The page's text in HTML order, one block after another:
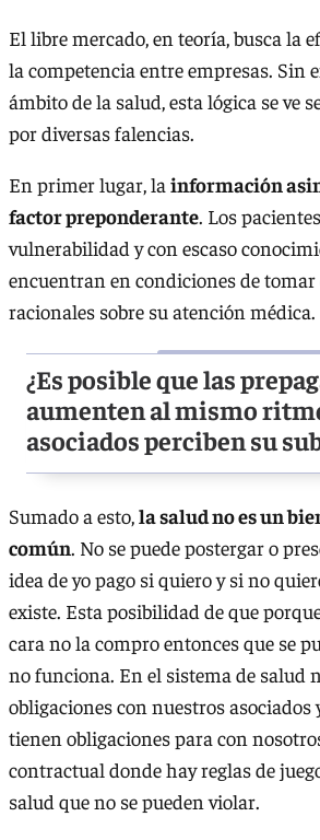
El libre mercado, en teoría, busca la
la competencia entre empresas. Sin
ámbito de la salud, esta lógica se ve
por diversas falencias.
En primer lugar, la información
factor preponderante. Los
vulnerabilidad y con escaso
encuentran en condiciones de tomar
racionales sobre su atención médica.
¿Es posible que las
aumenten al mismo
asociados perciben su
Sumado a esto,la salud no es un
común. No se puede postergar o
idea de yo pago si quiero y si no
existe. Esta posibilidad de que
cara no la compro entonces que se
no funciona. En el sistema de salud
obligaciones con nuestros asociados
tienen obligaciones para con
contractual donde hay reglas de
salud que no se pueden violar.